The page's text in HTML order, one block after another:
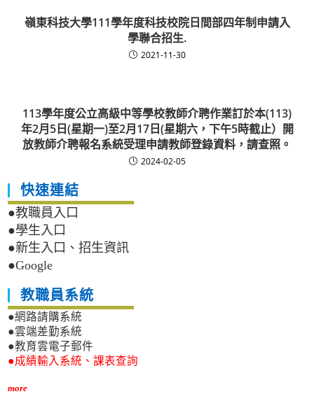
嶺東科技大學111學年度科技校院日間部四年制申請入
學聯合招生.
2021-11-30
113學年度公立高級中等學校教師介聘作業訂於本(113)
年2月5日(星期一)至2月17日(星期六，下午5時截止）開
放教師介聘報名系統受理申請教師登錄資料，請查照。
2024-02-05
快速連結
●教職員入口
●學生入口
●新生入口、招生資訊
●Google
教職員系統
●網路請購系統
●雲端差勤系統
●教育雲電子郵件
●成績輸入系統、課表查詢
more